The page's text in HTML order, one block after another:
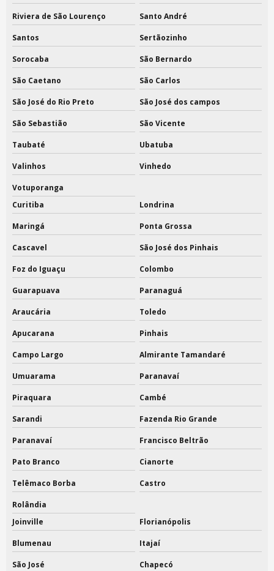
Sacolas ecológicas no atacado
Sacolas retornáveis ecobag
Sacolas tnt atacado preço
Sacolas tnt personalizadas em são paulo
Sacos para sapatos tnt com visor
Fabricante de embalagem em tnt
Embalagem em tnt para revenda
Embalagem em tnt no atacado
Fabricante de embalagem em tnt no atacado
Fabricante de saco em tnt
Saco em tnt atacado
Fabricante de capa para cadeira
Fábrica de capa para cadeira
Capa para cadeira no atacado
Capa para cadeira no atacado em sp
Fabricante de capa para roupa em sp
Fabricante de saco em flanela
Fábrica de saco em flanela
Saco em flanela atacado
Fabricante de sacola em lona
Riviera de São Lourenço Santo André
Santos Sertãozinho
Sorocaba São Bernardo
São Caetano São Carlos
São José do Rio Preto São José dos campos
São Sebastião São Vicente
Taubaté Ubatuba
Valinhos Vinhedo
Votuporanga
Curitiba
Londrina
Maringá Ponta Grossa
Cascavel São José dos Pinhais
Foz do Iguaçu Colombo
Guarapuava Paranaguá
Araucária Toledo
Apucarana Pinhais
Campo Largo Almirante Tamandaré
Umuarama Paranavaí
Piraquara Cambé
Sarandi Fazenda Rio Grande
Paranavaí Francisco Beltrão
Pato Branco Cianorte
Telêmaco Borba Castro
Rolândia
Joinville
Florianópolis
Blumenau Itajaí
São José Chapecó